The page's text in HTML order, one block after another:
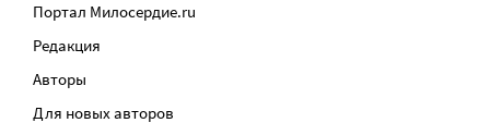
Портал Милосердие.ru
Редакция
Авторы
Для новых авторов